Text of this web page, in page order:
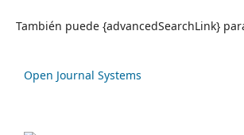
También puede {advancedSearchLink}
Open Journal Systems